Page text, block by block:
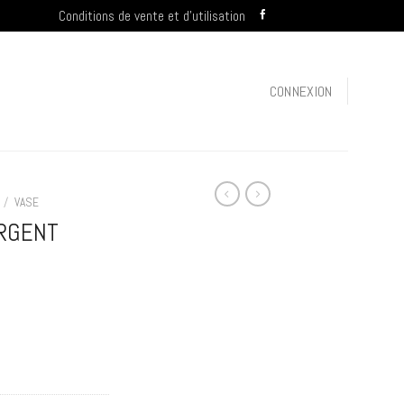
Conditions de vente et d’utilisation
CONNEXION
/ VASE